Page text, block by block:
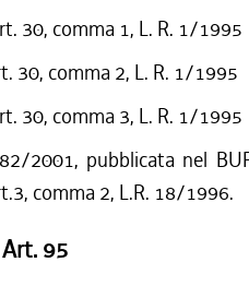
30, comma 1, L. R. 1/1995
30, comma 2, L. R. 1/1995
30, comma 3, L. R. 1/1995
2001, pubblicata nel
comma 2, L.R. 18/1996.
Art. 95